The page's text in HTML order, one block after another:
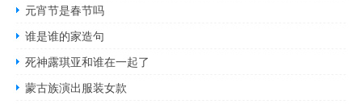
元宵节是春节吗
谁是谁的家造句
死神露琪亚和谁在一起了
蒙古族演出服装女款